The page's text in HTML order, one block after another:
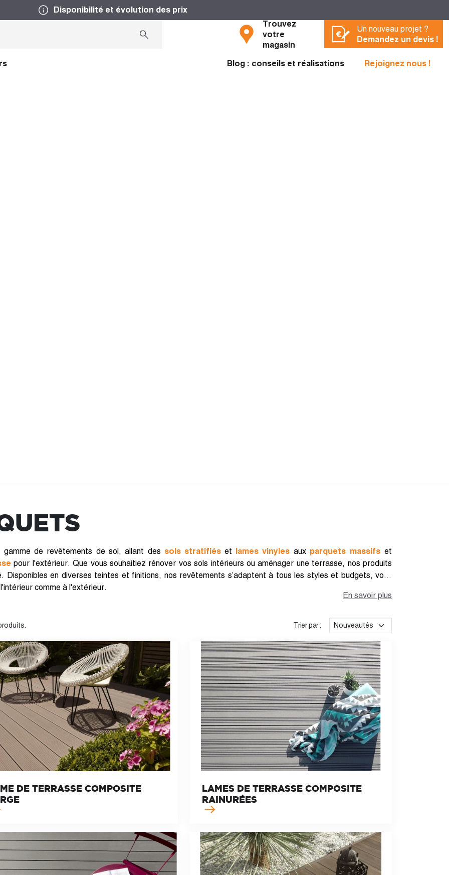
Disponibilité et évolution des prix
Trouvez
votre
magasin
Un nouveau projet ?
Demandez un devis !
Blog : conseils et réalisations Rejoignez nous !
de revêtements de sol, allant des sols stratifiés et lames vinyles aux parquets massifs et
pour l'extérieur. Que vous souhaitiez rénover vos sols intérieurs ou aménager une terrasse, nos produits
Disponibles en diverses teintes et finitions, nos revêtements s’adaptent à tous les styles et budgets, vous
comme à l'extérieur.
En savoir plus
Trier par :
DE TERRASSE COMPOSITE
LAMES DE TERRASSE COMPOSITE
RAINURÉES